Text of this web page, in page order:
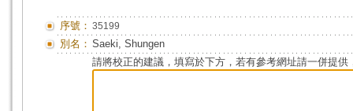
序號： 35199
別名： Saeki, Shungen
請將校正的建議，填寫於下方，若有參考網址請一併提供